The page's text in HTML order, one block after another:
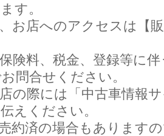
す。
お店へのアクセスは【
険料、税金、登録等に
問合せください。
の際には「中古車情報
えください。
約済の場合もあります